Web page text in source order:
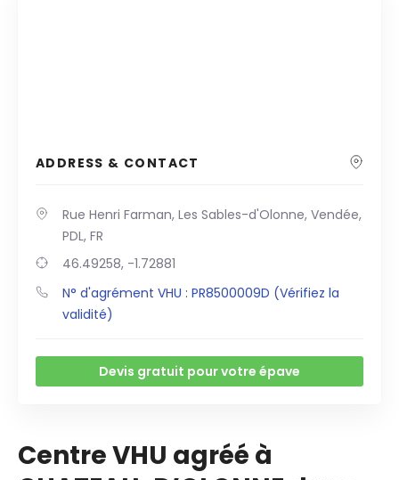
ADDRESS & CONTACT
Rue Henri Farman, Les Sables-d'Olonne, Vendée,
PDL, FR
46.49258, -1.72881
N° d'agrément VHU : PR8500009D (Vérifiez la
validité)
Devis gratuit pour votre épave
Centre VHU agréé à